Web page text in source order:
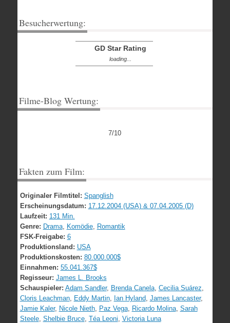
Besucherwertung:
GD Star Rating
loading...
Filme-Blog Wertung:
7/10
Fakten zum Film:
Originaler Filmtitel: Spanglish
Erscheinungsdatum: 17.12.2004 (USA) & 07.04.2005 (D)
Laufzeit: 131 Min.
Genre: Drama, Komödie, Romantik
FSK-Freigabe: 6
Produktionsland: USA
Produktionskosten: 80.000.000$
Einnahmen: 55.041.367$
Regisseur: James L. Brooks
Schauspieler: Adam Sandler, Brenda Canela, Cecilia Suárez
Cloris Leachman, Eddy Martin, Ian Hyland, James Lancaster,
Jamie Kaler, Nicole Nieth, Paz Vega, Ricardo Molina, Sarah
Steele, Shelbie Bruce, Téa Leoni Victoria Luna